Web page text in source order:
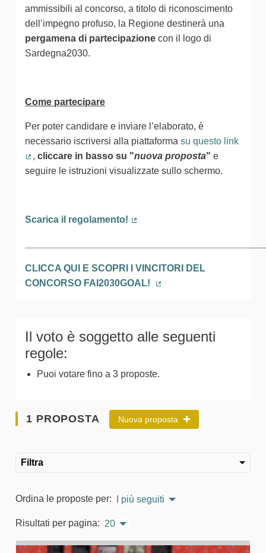
ammissibili al concorso, a titolo di riconoscimento
dell’impegno profuso, la Regione destinerà una
pergamena di partecipazione con il logo di
Sardegna2030.
Come partecipare
Per poter candidare e inviare l’elaborato, è
necessario iscriversi alla piattaforma su questo link
(Collegamento esterno)
, cliccare in basso su "nuova proposta" e
seguire le istruzioni visualizzate sullo schermo.
Scarica il regolamento!
CLICCA QUI E SCOPRI I VINCITORI DEL
CONCORSO FAI2030GOAL!
Il voto è soggetto alle seguenti
regole:
Puoi votare fino a 3 proposte.
1 PROPOSTA Nuova proposta
Filtra
Ordina le proposte per: I più seguiti
Risultati per pagina: 20